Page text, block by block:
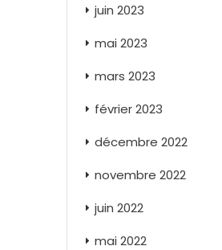
juin 2023
mai 2023
mars 2023
février 2023
décembre 2022
novembre 2022
juin 2022
mai 2022